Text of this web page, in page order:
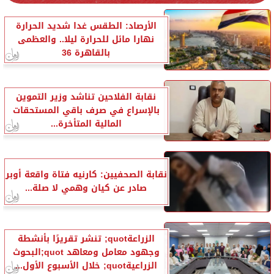
الأرصاد: الطقس غدا شديد الحرارة
نهارا مائل للحرارة ليلا.. والعظمى
بالقاهرة 36
نقابة الفلاحين تناشد وزير التموين
بالإسراع في صرف باقي المستحقات
المالية المتأخرة...
نقابة الصحفيين: كارنيه فتاة واقعة أوبر
صادر عن كيان وهمي لا صلة...
الزراعةquot; تنشر تقريرًا بأنشطة
وجهود معامل ومعاهد quot;البحوث
الزراعيةquot; خلال الأسبوع الأول...